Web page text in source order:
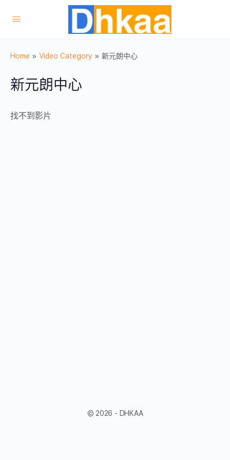
Home » Video Category » 新元朗中心
新元朗中心
找不到影片
© 2026 - DHKAA